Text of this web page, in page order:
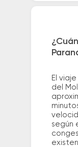
El
del
según